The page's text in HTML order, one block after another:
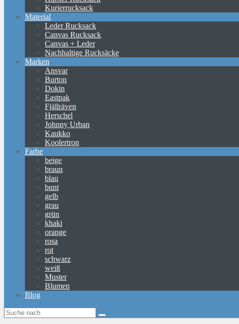
Kurierrucksack
Material
Leder Rucksack
Canvas Rucksack
Canvas + Leder
Nachhaltige Rucksäcke
Marken
Ansvar
Burton
Dokin
Eastpak
Fjällräven
Herschel
Johnny Urban
Kaukko
Koolertron
Farbe
beige
braun
blau
bunt
gelb
grau
grün
khaki
orange
rosa
rot
schwarz
weiß
Muster
Blumen
Blog